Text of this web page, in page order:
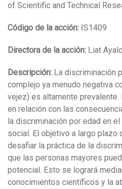
of Scientific and Technical
Código de la acción: IS1409
Directora de la acción: Liat
Descripción: La discriminación
complejo ya menudo negativa
vejez) es altamente
en relación con las
la discriminación por edad en
social. El objetivo a largo plazo
desafiar la práctica de la
que las personas mayores
potencial. Esto se logrará
conocimientos científicos y la